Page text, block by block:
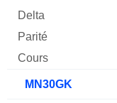
MN30GK